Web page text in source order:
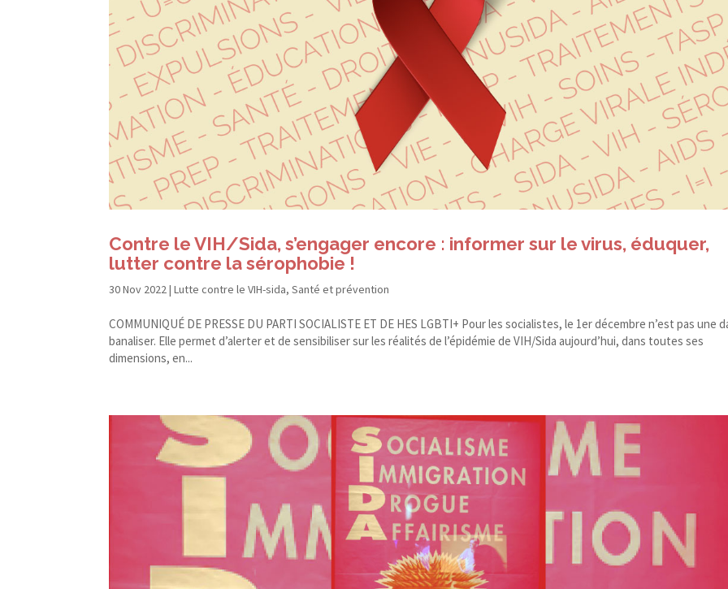
Contre le VIH/​Sida, s’engager encore : informer sur le virus, éduquer,
lutter contre la sérophobie !
30 Nov 2022|Lutte contre le VIH-sida,Santé et prévention
COMMUNIQUÉ DE PRESSE DU PARTI SOCIALISTE ET DE HES LGBTI+ Pour les socialistes, le 1er décembre n’est pas une
banaliser. Elle permet d’alerter et de sensibiliser sur les réalités de l’épidémie de VIH/​Sida aujourd’hui, dans toutes ses
dimensions, en...